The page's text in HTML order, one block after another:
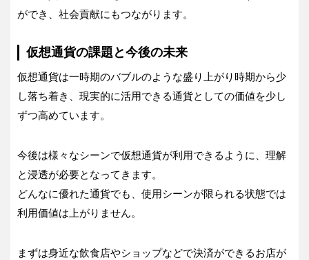
ができ、社会貢献にもつながります。
仮想通貨の課題と今後の未来
仮想通貨は一時期のバブルのような盛り上がり時期から少
し落ち着き、現実的に活用できる通貨としての価値を少し
ずつ高めています。
今後は様々なシーンで仮想通貨が利用できるように、理解
と浸透が必要となってきます。
どんなに優れた通貨でも、使用シーンが限られる状態では
利用価値は上がりません。
まずは身近な飲食店やショップなどで決済ができるお店が